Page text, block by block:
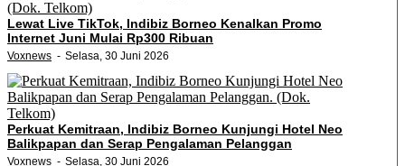
Lewat Live TikTok, Indibiz Borneo Kenalkan Promo
Internet Juni Mulai Rp300 Ribuan
Voxnews Selasa, 30 Juni 2026
Perkuat Kemitraan, Indibiz Borneo Kunjungi Hotel Neo
Balikpapan dan Serap Pengalaman Pelanggan
Voxnews Selasa, 30 Juni 2026